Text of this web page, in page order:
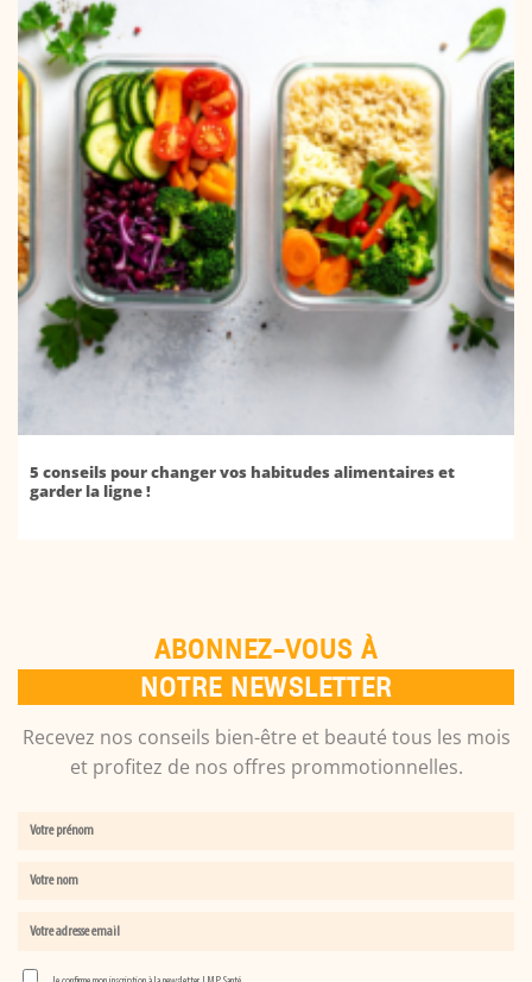
5 conseils pour changer vos habitudes alimentaires et
garder la ligne !
ABONNEZ-VOUS À
NOTRE NEWSLETTER
Recevez nos conseils bien-être et beauté tous les mois
et profitez de nos offres prommotionnelles.